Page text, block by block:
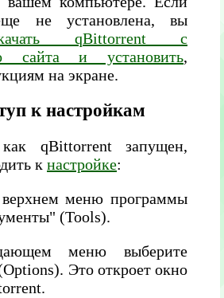
не установлена, вы
qBittorrent с
сайта и установить,
на экране.
к настройкам
qBittorrent запущен,
к настройке:
меню программы
(Tools).
меню выберите
Это откроет окно